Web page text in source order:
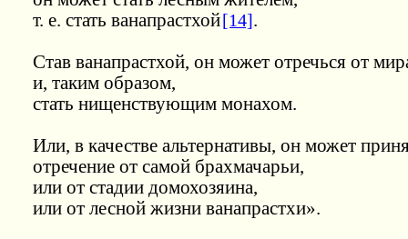
т. е. стать ванапрастхой[14].
Став ванапрастхой, он может отречься от
и, таким образом,
стать нищенствующим монахом.
Или, в качестве альтернативы, он может
отречение от самой брахмачарьи,
или от стадии домохозяина,
или от лесной жизни ванапрастхи».